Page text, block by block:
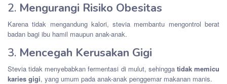
2. Mengurangi Risiko Obesitas
Karena tidak mengandung kalori, stevia membantu mengontrol berat
badan bagi ibu hamil maupun anak-anak.
3. Mencegah Kerusakan Gigi
Stevia tidak menyebabkan fermentasi di mulut, sehingga tidak memicu
karies gigi, yang umum pada anak-anak penggemar makanan manis.